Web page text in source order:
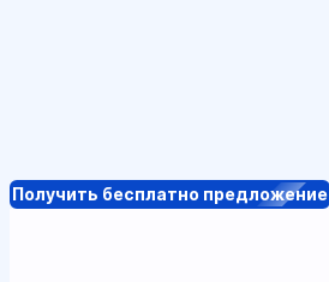
Получить бесплатно предложение